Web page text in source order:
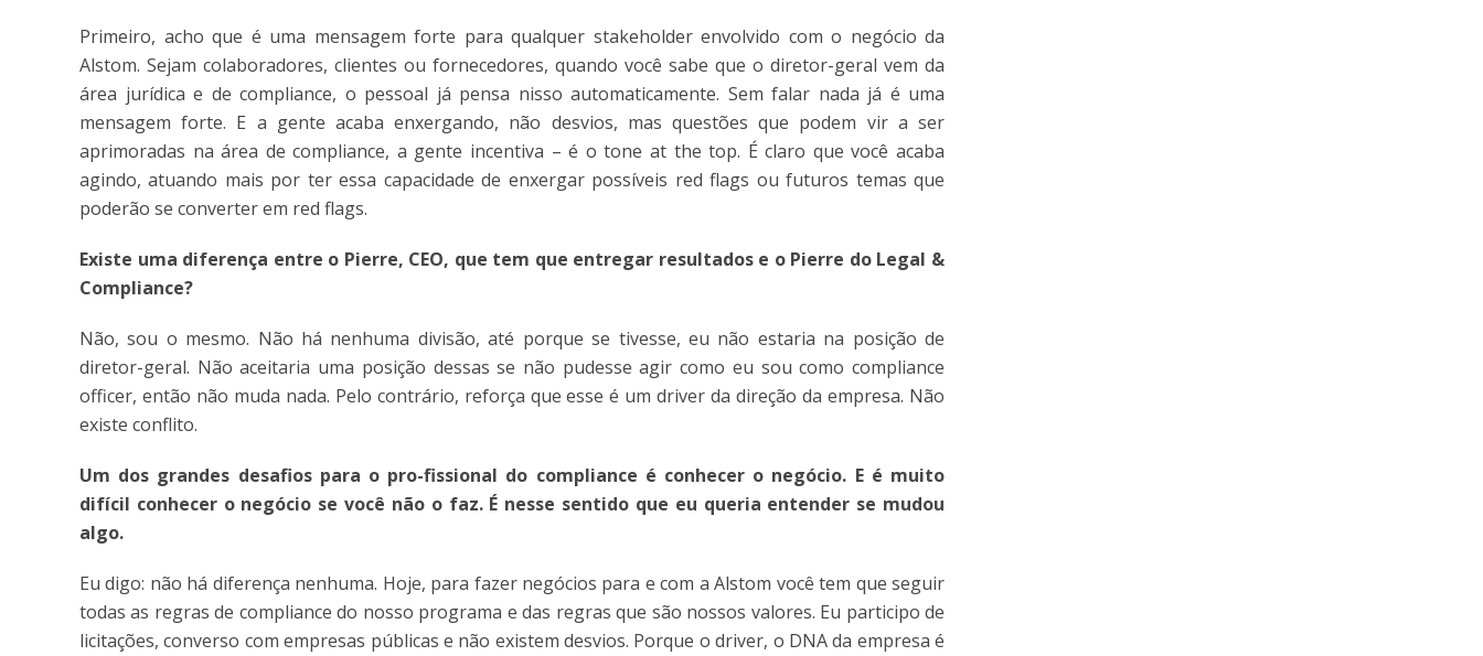
Primeiro, acho que é uma mensagem forte para qualquer stakeholder envolvido com o negócio da
Alstom. Sejam colaboradores, clientes ou fornecedores, quando você sabe que o diretor-geral vem da
área jurídica e de compliance, o pessoal já pensa nisso automaticamente. Sem falar nada já é uma
mensagem forte. E a gente acaba enxergando, não desvios, mas questões que podem vir a ser
aprimoradas na área de compliance, a gente incentiva – é o tone at the top. É claro que você acaba
agindo, atuando mais por ter essa capacidade de enxergar possíveis red flags ou futuros temas que
poderão se converter em red flags.
Existe uma diferença entre o Pierre, CEO, que tem que entregar resultados e o Pierre do Legal &
Compliance?
Não, sou o mesmo. Não há nenhuma divisão, até porque se tivesse, eu não estaria na posição de
diretor-geral. Não aceitaria uma posição dessas se não pudesse agir como eu sou como compliance
officer, então não muda nada. Pelo contrário, reforça que esse é um driver da direção da empresa. Não
existe conflito.
Um dos grandes desafios para o pro-fissional do compliance é conhecer o negócio. E é muito
difícil conhecer o negócio se você não o faz. É nesse sentido que eu queria entender se mudou
algo.
Eu digo: não há diferença nenhuma. Hoje, para fazer negócios para e com a Alstom você tem que seguir
todas as regras de compliance do nosso programa e das regras que são nossos valores. Eu participo de
licitações, converso com empresas públicas e não existem desvios. Porque o driver, o DNA da empresa é